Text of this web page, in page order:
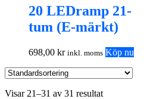
20 LEDramp 21-
tum (E-märkt)
698,00 kr inkl. moms Köp nu
Visar 21–31 av 31 resultat